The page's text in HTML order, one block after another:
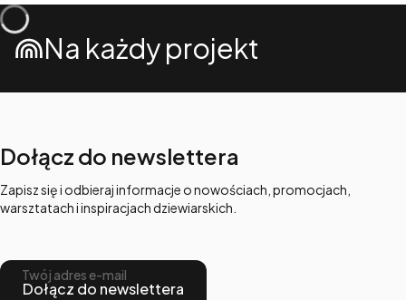
Na każdy projekt
Dołącz do newslettera
Zapisz się i odbieraj informacje o nowościach, promocjach,
warsztatach i inspiracjach dziewiarskich.
Twój adres e-mail
Dołącz do newslettera